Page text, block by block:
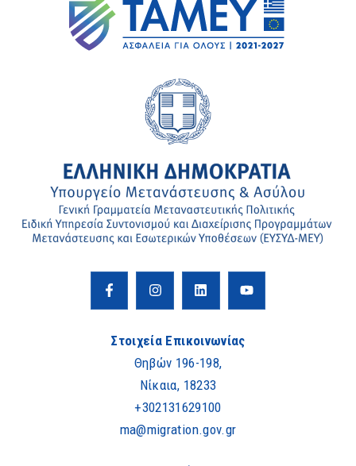
Στοιχεία Επικοινωνίας
Θηβών 196-198,
Νίκαια, 18233
+302131629100
ma@migration.gov.gr